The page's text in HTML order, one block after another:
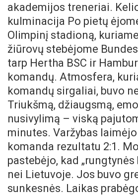
akademijos treneriai.
kulminacija Po pietų
Olimpinį stadioną,
žiūrovų stebėjome
tarp Hertha BSC ir
komandų. Atmosfera,
komandų sirgaliai, buvo
Triukšmą, džiaugsmą,
nusivylimą – viską
minutes. Varžybas
komanda rezultatu 2:1.
pastebėjo, kad
nei Lietuvoje. Jos buvo
sunkesnės. Laikas